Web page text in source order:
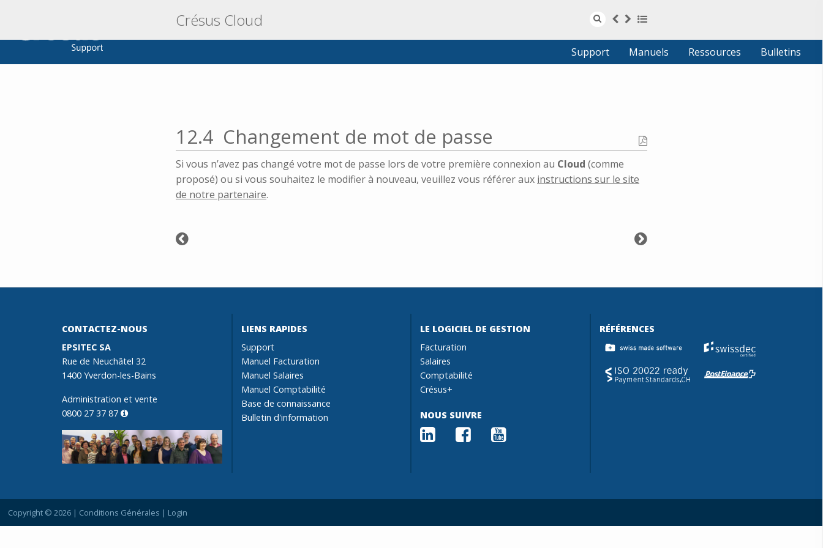
Support Manuels Ressources Bulletins
Crésus Cloud
12.4 Changement de mot de passe
Si vous n’avez pas changé votre mot de passe lors de votre première connexion au Cloud (comme
proposé) ou si vous souhaitez le modifier à nouveau, veuillez vous référer aux instructions sur le site
de notre partenaire.
CONTACTEZ-NOUS
EPSITEC SA
Rue de Neuchâtel 32
1400 Yverdon-les-Bains
Administration et vente
0800 27 37 87
LIENS RAPIDES
Support
Manuel Facturation
Manuel Salaires
Manuel Comptabilité
Base de connaissance
Bulletin d'information
LE LOGICIEL DE GESTION
Facturation
Salaires
Comptabilité
Crésus+
NOUS SUIVRE
RÉFÉRENCES
Copyright © 2026 | Conditions Générales | Login